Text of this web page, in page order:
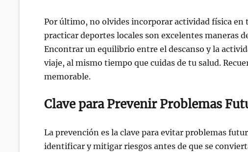
Por último, no olvides incorporar actividad física
practicar deportes locales son excelentes maneras
Encontrar un equilibrio entre el descanso y la
viaje, al mismo tiempo que cuidas de tu salud.
memorable.
Clave para Prevenir Problemas
La prevención es la clave para evitar problemas
identificar y mitigar riesgos antes de que se